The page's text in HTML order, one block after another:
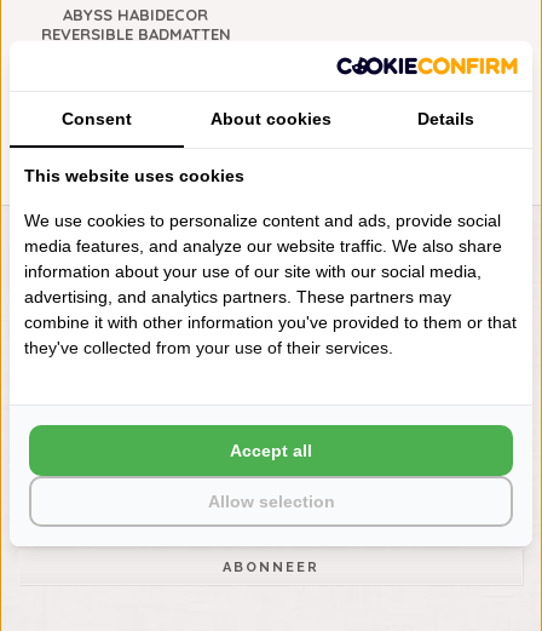
ABYSS HABIDECOR
REVERSIBLE BADMATTEN
€148,00
LIENSLINNENWINKEL.NL
VRAGEN? BEL DAN
+31 (0) 575 511817
NIEUWSBRIEF
Wilt u op de hoogte blijven?
ABONNEER
Consent About cookies Details
This website uses cookies
We use cookies to personalize content and ads, provide social
media features, and analyze our website traffic. We also share
information about your use of our site with our social media,
advertising, and analytics partners. These partners may
combine it with other information you've provided to them or that
they've collected from your use of their services.
Allow selection
Accept all